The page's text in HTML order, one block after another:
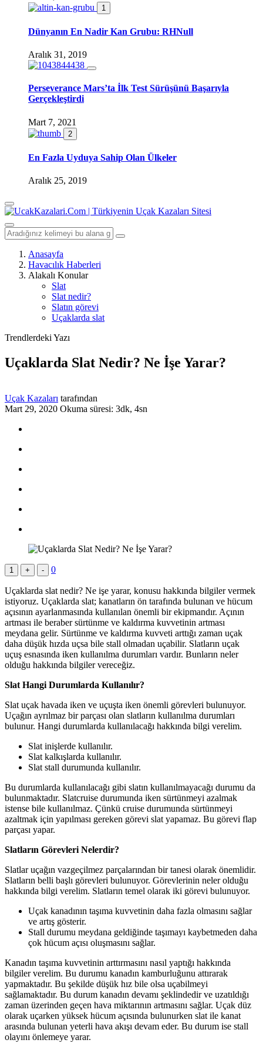
1
Dünyanın En Nadir Kan Grubu: RHNull
Aralık 31, 2019
Perseverance Mars’ta İlk Test Sürüşünü Başarıyla
Gerçekleştirdi
Mart 7, 2021
2
En Fazla Uyduya Sahip Olan Ülkeler
Aralık 25, 2019
Anasayfa
Havacılık Haberleri
Alakalı Konular
Slat
Slat nedir?
Slatın görevi
Uçaklarda slat
Trendlerdeki Yazı
Uçaklarda Slat Nedir? Ne İşe Yarar?
Uçak Kazaları tarafından
Mart 29, 2020 Okuma süresi: 3dk, 4sn
1 + - 0
Uçaklarda slat nedir? Ne işe yarar, konusu hakkında bilgiler vermek
istiyoruz. Uçaklarda slat; kanatların ön tarafında bulunan ve hücum
açısının ayarlanmasında kullanılan önemli bir ekipmandır. Açının
artması ile beraber sürtünme ve kaldırma kuvvetinin artması
meydana gelir. Sürtünme ve kaldırma kuvveti arttığı zaman uçak
daha düşük hızda uçsa bile stall olmadan uçabilir. Slatların uçak
uçuş esnasında iken kullanılma durumları vardır. Bunların neler
olduğu hakkında bilgiler vereceğiz.
Slat Hangi Durumlarda Kullanılır?
Slat uçak havada iken ve uçuşta iken önemli görevleri bulunuyor.
Uçağın ayrılmaz bir parçası olan slatların kullanılma durumları
bulunur. Hangi durumlarda kullanılacağı hakkında bilgi verelim.
Slat inişlerde kullanılır.
Slat kalkışlarda kullanılır.
Slat stall durumunda kullanılır.
Bu durumlarda kullanılacağı gibi slatın kullanılmayacağı durumu da
bulunmaktadır. Slatcruise durumunda iken sürtünmeyi azalmak
istense bile kullanılmaz. Çünkü cruise durumunda sürtünmeyi
azaltmak için yapılması gereken görevi slat yapamaz. Bu görevi flap
parçası yapar.
Slatların Görevleri Nelerdir?
Slatlar uçağın vazgeçilmez parçalarından bir tanesi olarak önemlidir.
Slatların belli başlı görevleri bulunuyor. Görevlerinin neler olduğu
hakkında bilgi verelim. Slatların temel olarak iki görevi bulunuyor.
Uçak kanadının taşıma kuvvetinin daha fazla olmasını sağlar
ve artış gösterir.
Stall durumu meydana geldiğinde taşımayı kaybetmeden daha
çok hücum açısı oluşmasını sağlar.
Kanadın taşıma kuvvetinin arttırmasını nasıl yaptığı hakkında
bilgiler verelim. Bu durumu kanadın kamburluğunu attırarak
yapmaktadır. Bu şekilde düşük hız bile olsa uçabilmeyi
sağlamaktadır. Bu durum kanadın devamı şeklindedir ve uzatıldığı
zaman üzerinden geçen hava miktarının artmasını sağlar. Uçak düz
olarak uçarken yüksek hücum açısında bulunurken slat ile kanat
arasında bulunan yeterli hava akışı devam eder. Bu durum ise stall
olayını önlemeye yarar.